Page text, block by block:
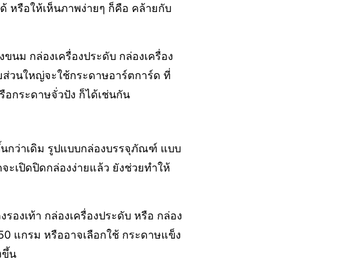
หรือให้เห็นภาพง่ายๆ ก็คือ คล้ายกับ
นม กล่องเครื่องประดับ กล่องเครื่อง
วนใหญ่จะใช้กระดาษอาร์ตการ์ด ที่
กระดาษจั่วปัง ก็ได้เช่นกัน
กว่าเดิม รูปแบบกล่องบรรจุภัณฑ์ แบบ
ะเปิดปิดกล่องง่ายแล้ว ยังช่วยทำให้
องเท้า กล่องเครื่องประดับ หรือ กล่อง
แกรม หรืออาจเลือกใช้ กระดาษแข็ง
ขึ้น